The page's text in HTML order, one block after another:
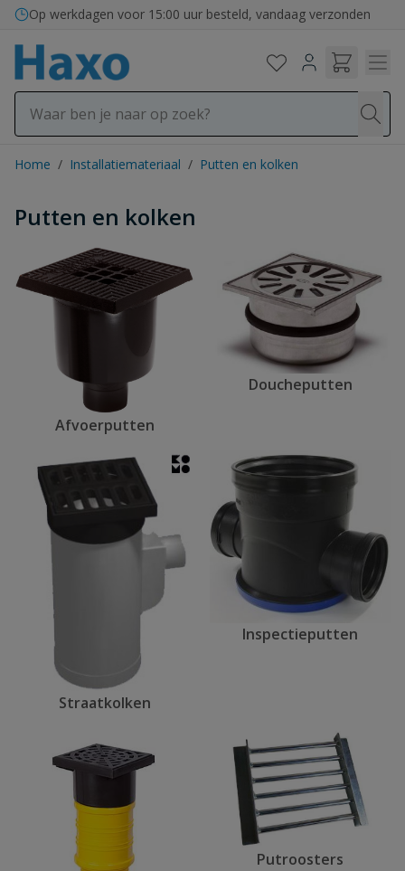
Ga naar de inhoud
Op werkdagen voor 15:00 uur besteld, vandaag verzonden
Home / Installatiemateriaal / Putten en kolken
Putten en kolken
Afvoerputten
Doucheputten
Straatkolken
Inspectieputten
Putroosters